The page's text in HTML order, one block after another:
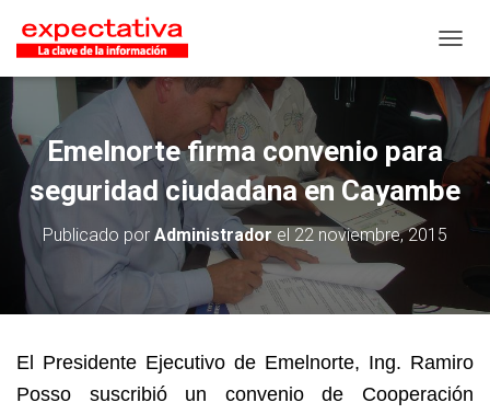
Emelnorte firma convenio para
seguridad ciudadana en Cayambe
Publicado por Administrador el 22 noviembre, 2015
El Presidente Ejecutivo de Emelnorte, Ing. Ramiro
Posso suscribió un convenio de Cooperación